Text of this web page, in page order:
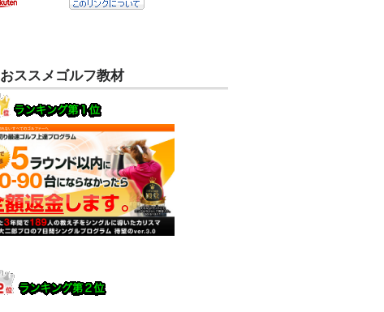
おススメゴルフ教材